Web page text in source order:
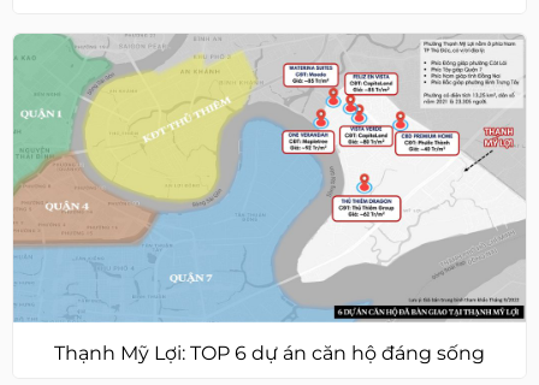
Thạnh Mỹ Lợi: TOP 6 dự án căn hộ đáng sống